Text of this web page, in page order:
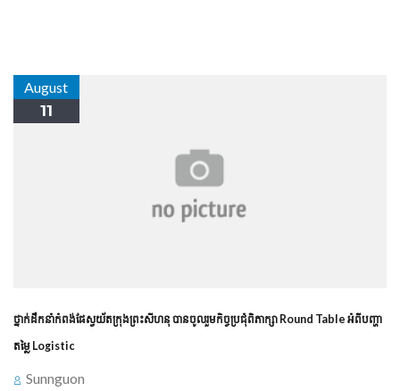
August
11
ថ្នាក់ដឹកនាំ​កំពង់ផែ​ស្វយ័ត​ក្រុងព្រះសីហនុ បាន​ចូលរួម​កិច្ចប្រជុំ​ពិភាក្សា Round Table អំពី​បញ្ហា​
តម្លៃ Logistic
Sunnguon